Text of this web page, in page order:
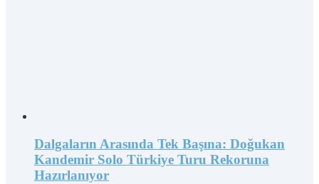
Dalgaların Arasında Tek Başına: Doğukan
Kandemir Solo Türkiye Turu Rekoruna
Hazırlanıyor